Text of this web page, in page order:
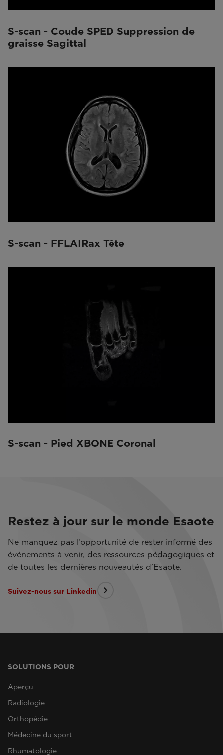
S-scan - Coude SPED Suppression de
graisse Sagittal
S-scan - FFLAIRax Tête
S-scan - Pied XBONE Coronal
Restez à jour sur le monde Esaote
Ne manquez pas l’opportunité de rester informé des
événements à venir, des ressources pédagogiques et
de toutes les dernières nouveautés d’Esaote.
Suivez-nous sur Linkedin
SOLUTIONS POUR
Aperçu
Radiologie
Orthopédie
Médecine du sport
Rhumatologie